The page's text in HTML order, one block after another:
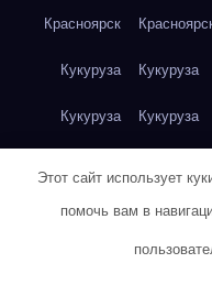
Красноярск
Кукуруза Кукуруза
Кукуруза Кукуруза
Куриная грудка
Куриная грудка
Этот сайт использует
помочь вам в